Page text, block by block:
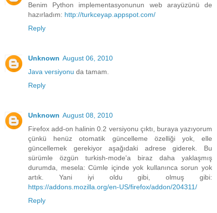
Benim Python implementasyonunun web arayüzünü de
hazırladım: http://turkceyap.appspot.com/
Reply
Unknown August 06, 2010
Java versiyonu da tamam.
Reply
Unknown August 08, 2010
Firefox add-on halinin 0.2 versiyonu çıktı, buraya yazıyorum
çünkü henüz otomatik güncelleme özelliği yok, elle
güncellemek gerekiyor aşağıdaki adrese giderek. Bu
sürümle özgün turkish-mode'a biraz daha yaklaşmış
durumda, mesela: Cümle içinde yok kullanınca sorun yok
artık. Yani iyi oldu gibi, olmuş gibi:
https://addons.mozilla.org/en-US/firefox/addon/204311/
Reply